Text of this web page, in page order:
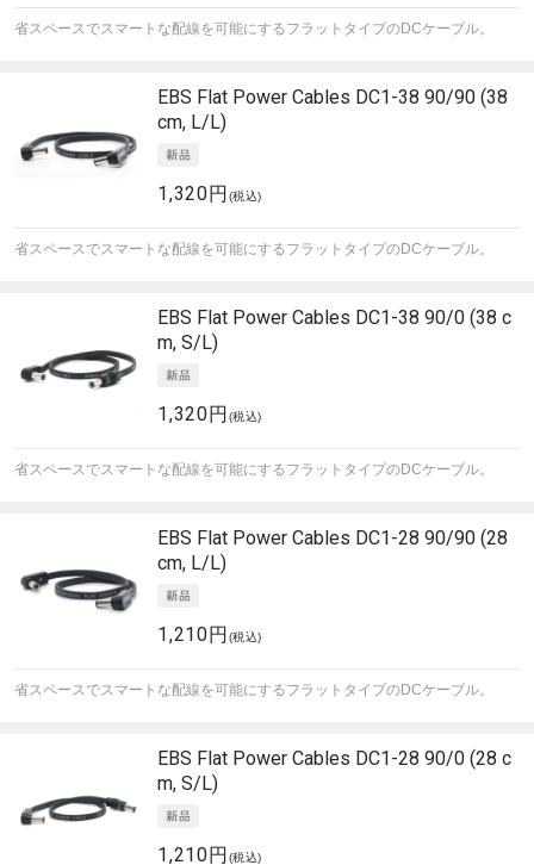
省スペースでスマートな配線を可能にするフラットタイプのDCケーブル。
EBS Flat Power Cables DC1-38 90/90 (38
cm, L/L)
1,320円 (税込)
省スペースでスマートな配線を可能にするフラットタイプのDCケーブル。
EBS Flat Power Cables DC1-38 90/0 (38 c
m, S/L)
1,320円 (税込)
省スペースでスマートな配線を可能にするフラットタイプのDCケーブル。
EBS Flat Power Cables DC1-28 90/90 (28
cm, L/L)
1,210円 (税込)
省スペースでスマートな配線を可能にするフラットタイプのDCケーブル。
EBS Flat Power Cables DC1-28 90/0 (28 c
m, S/L)
1,210円 (税込)